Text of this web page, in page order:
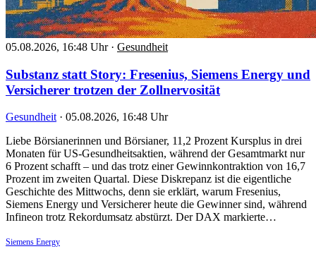
05.08.2026, 16:48 Uhr · Gesundheit
Substanz statt Story: Fresenius, Siemens Energy und
Versicherer trotzen der Zollnervosität
Gesundheit · 05.08.2026, 16:48 Uhr
Liebe Börsianerinnen und Börsianer, 11,2 Prozent Kursplus in drei
Monaten für US-Gesundheitsaktien, während der Gesamtmarkt nur
6 Prozent schafft – und das trotz einer Gewinnkontraktion von 16,7
Prozent im zweiten Quartal. Diese Diskrepanz ist die eigentliche
Geschichte des Mittwochs, denn sie erklärt, warum Fresenius,
Siemens Energy und Versicherer heute die Gewinner sind, während
Infineon trotz Rekordumsatz abstürzt. Der DAX markierte…
Siemens Energy